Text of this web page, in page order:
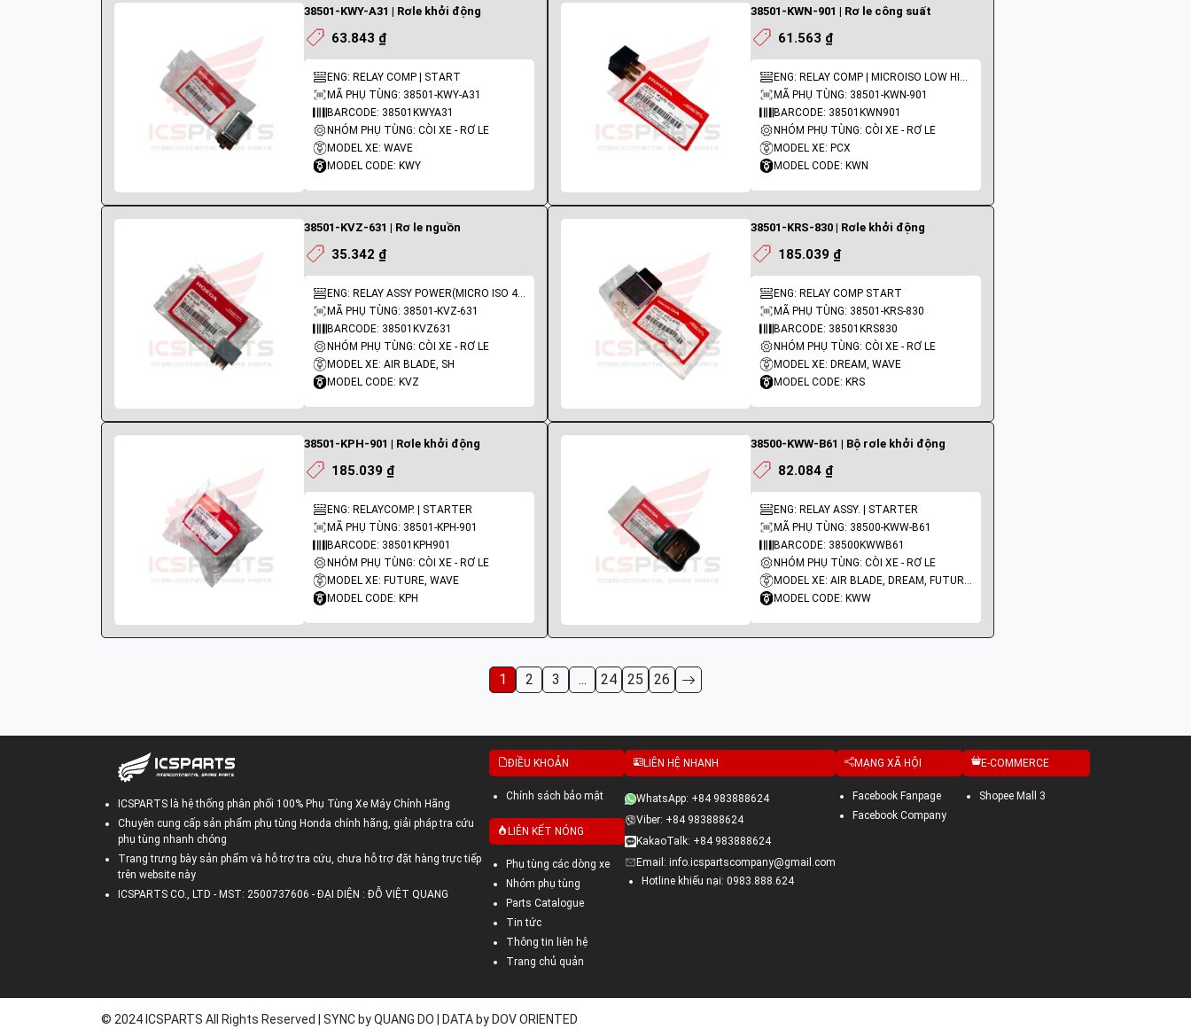
38501-KWY-A31 | Rơle khởi động
63.843 ₫
ENG: RELAY COMP | START
MÃ PHỤ TÙNG: 38501-KWY-A31
BARCODE: 38501KWYA31
NHÓM PHỤ TÙNG: CÒI XE - RƠ LE
MODEL XE: WAVE
MODEL CODE: KWY
38501-KWN-901 | Rơ le công suất
61.563 ₫
ENG: RELAY COMP | MICROISO LOW HIGHT
MÃ PHỤ TÙNG: 38501-KWN-901
BARCODE: 38501KWN901
NHÓM PHỤ TÙNG: CÒI XE - RƠ LE
MODEL XE: PCX
MODEL CODE: KWN
38501-KVZ-631 | Rơ le nguồn
35.342 ₫
ENG: RELAY ASSY POWER(MICRO ISO 4P)
MÃ PHỤ TÙNG: 38501-KVZ-631
BARCODE: 38501KVZ631
NHÓM PHỤ TÙNG: CÒI XE - RƠ LE
MODEL XE: AIR BLADE, SH
MODEL CODE: KVZ
38501-KRS-830 | Rơle khởi động
185.039 ₫
ENG: RELAY COMP START
MÃ PHỤ TÙNG: 38501-KRS-830
BARCODE: 38501KRS830
NHÓM PHỤ TÙNG: CÒI XE - RƠ LE
MODEL XE: DREAM, WAVE
MODEL CODE: KRS
38501-KPH-901 | Rơle khởi động
185.039 ₫
ENG: RELAYCOMP. | STARTER
MÃ PHỤ TÙNG: 38501-KPH-901
BARCODE: 38501KPH901
NHÓM PHỤ TÙNG: CÒI XE - RƠ LE
MODEL XE: FUTURE, WAVE
MODEL CODE: KPH
38500-KWW-B61 | Bộ rơle khởi động
82.084 ₫
ENG: RELAY ASSY. | STARTER
MÃ PHỤ TÙNG: 38500-KWW-B61
BARCODE: 38500KWWB61
NHÓM PHỤ TÙNG: CÒI XE - RƠ LE
MODEL XE: AIR BLADE, DREAM, FUTURE, LEAD, WAVE
MODEL CODE: KWW
1 2 3 ... 24 25 26
ICSPARTS là hệ thống phân phối 100% Phụ Tùng Xe Máy Chính Hãng
Chuyên cung cấp sản phẩm phụ tùng Honda chính hãng, giải pháp tra cứu
phụ tùng nhanh chóng
Trang trưng bày sản phẩm và hỗ trợ tra cứu, chưa hỗ trợ đặt hàng trực tiếp
trên website này
ICSPARTS CO., LTD - MST: 2500737606 - ĐẠI DIỆN : ĐỖ VIỆT QUANG
ĐIỀU KHOẢN
Chính sách bảo mật
LIÊN KẾT NÓNG
Phụ tùng các dòng xe
Nhóm phụ tùng
Parts Catalogue
Tin tức
Thông tin liên hệ
Trang chủ quản
LIÊN HỆ NHANH
WhatsApp: +84 983888624
Viber: +84 983888624
KakaoTalk: +84 983888624
Email: info.icspartscompany@gmail.com
Hotline khiếu nại: 0983.888.624
MẠNG XÃ HỘI
Facebook Fanpage
Facebook Company
E-COMMERCE
Shopee Mall 3
© 2024 ICSPARTS All Rights Reserved | SYNC by QUANG DO | DATA by DOV ORIENTED